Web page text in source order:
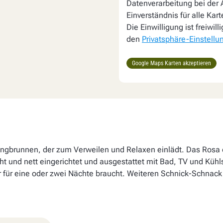
Datenverarbeitung bei der
Einverständnis für alle
Die Einwilligung ist
den Privatsphäre-
Google Maps Karten akzeptieren
der zum Verweilen und Relaxen einlädt. Das
und nett eingerichtet und ausgestattet mit Bad, TV und
eine oder zwei Nächte braucht. Weiteren Schnick-